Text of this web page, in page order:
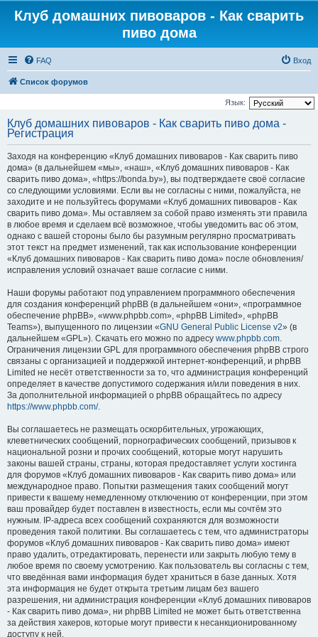
Клуб домашних пивоваров - Как cварить
пиво дома
FAQ Вход
Список форумов
Язык:
Клуб домашних пивоваров - Как cварить пиво дома -
Регистрация
Заходя на конференцию «Клуб домашних пивоваров - Как cварить пиво
дома» (в дальнейшем «мы», «наш», «Клуб домашних пивоваров - Как
cварить пиво дома», «https://bonda.by»), вы подтверждаете своё согласие
со следующими условиями. Если вы не согласны с ними, пожалуйста, не
заходите и не пользуйтесь форумами «Клуб домашних пивоваров - Как
cварить пиво дома». Мы оставляем за собой право изменять эти правила
в любое время и сделаем всё возможное, чтобы уведомить вас об этом,
однако с вашей стороны было бы разумным регулярно просматривать
этот текст на предмет изменений, так как использование конференции
«Клуб домашних пивоваров - Как cварить пиво дома» после обновления/
исправления условий означает ваше согласие с ними.
Наши форумы работают под управлением программного обеспечения
для создания конференций phpBB (в дальнейшем «они», «программное
обеспечение phpBB», «www.phpbb.com», «phpBB Limited», «phpBB
Teams»), выпущенного по лицензии «GNU General Public License v2» (в
дальнейшем «GPL»). Скачать его можно по адресу www.phpbb.com.
Ограничения лицензии GPL для программного обеспечения phpBB строго
связаны с организацией и поддержкой интернет-конференций, и phpBB
Limited не несёт ответственности за то, что администрация конференций
определяет в качестве допустимого содержания и/или поведения в них.
За дополнительной информацией о phpBB обращайтесь по адресу
https://www.phpbb.com/.
Вы соглашаетесь не размещать оскорбительных, угрожающих,
клеветнических сообщений, порнографических сообщений, призывов к
национальной розни и прочих сообщений, которые могут нарушить
законы вашей страны, страны, которая предоставляет услуги хостинга
для форумов «Клуб домашних пивоваров - Как cварить пиво дома» или
международное право. Попытки размещения таких сообщений могут
привести к вашему немедленному отключению от конференции, при этом
ваш провайдер будет поставлен в известность, если мы сочтём это
нужным. IP-адреса всех сообщений сохраняются для возможности
проведения такой политики. Вы соглашаетесь с тем, что администраторы
форумов «Клуб домашних пивоваров - Как cварить пиво дома» имеют
право удалить, отредактировать, перенести или закрыть любую тему в
любое время по своему усмотрению. Как пользователь вы согласны с тем,
что введённая вами информация будет храниться в базе данных. Хотя
эта информация не будет открыта третьим лицам без вашего
разрешения, ни администрация конференции «Клуб домашних пивоваров
- Как cварить пиво дома», ни phpBB Limited не может быть ответственна
за действия хакеров, которые могут привести к несанкционированному
доступу к ней.